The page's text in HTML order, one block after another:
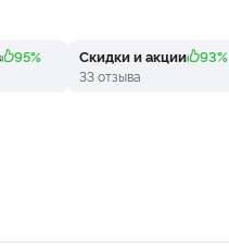
95% Скидки и акции 93%
33 отзыва